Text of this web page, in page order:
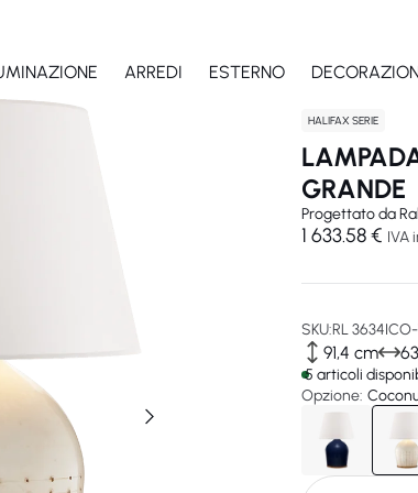
ARREDI ESTERNO
HALIFAX SERIE
GRANDE
Progettato da
1 633.58 € IVA
SKU:RL
91,4 cm
5 articoli
Opzione: